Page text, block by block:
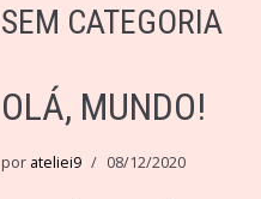
SEM CATEGORIA
OLÁ, MUNDO!
por ateliei9 08/12/2020